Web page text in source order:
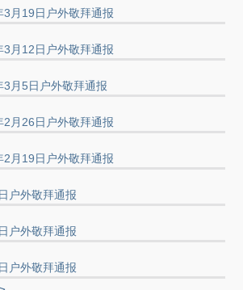
月19日户外敬拜通报
月12日户外敬拜通报
月5日户外敬拜通报
月26日户外敬拜通报
月19日户外敬拜通报
户外敬拜通报
户外敬拜通报
户外敬拜通报